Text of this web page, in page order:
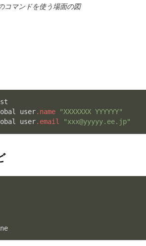
コマンドを使う場面の図
user.name
"XXXXXXX YYYYYY"
user.email "xxx@yyyyy.ee.jp"